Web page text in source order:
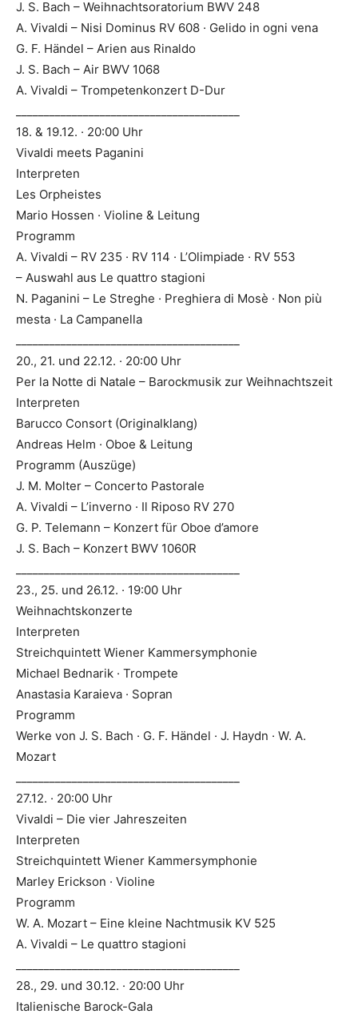
J. S. Bach – Weihnachtsoratorium BWV 248
A. Vivaldi – Nisi Dominus RV 608 · Gelido in ogni vena
G. F. Händel – Arien aus Rinaldo
J. S. Bach – Air BWV 1068
A. Vivaldi – Trompetenkonzert D-Dur
18. & 19.12. · 20:00 Uhr
Vivaldi meets Paganini
Interpreten
Les Orpheistes
Mario Hossen · Violine & Leitung
Programm
A. Vivaldi – RV 235 · RV 114 · L’Olimpiade · RV 553
– Auswahl aus Le quattro stagioni
N. Paganini – Le Streghe · Preghiera di Mosè · Non più
mesta · La Campanella
20., 21. und 22.12. · 20:00 Uhr
Per la Notte di Natale – Barockmusik zur Weihnachtszeit
Interpreten
Barucco Consort (Originalklang)
Andreas Helm · Oboe & Leitung
Programm (Auszüge)
J. M. Molter – Concerto Pastorale
A. Vivaldi – L’inverno · Il Riposo RV 270
G. P. Telemann – Konzert für Oboe d’amore
J. S. Bach – Konzert BWV 1060R
23., 25. und 26.12. · 19:00 Uhr
Weihnachtskonzerte
Interpreten
Streichquintett Wiener Kammersymphonie
Michael Bednarik · Trompete
Anastasia Karaieva · Sopran
Programm
Werke von J. S. Bach · G. F. Händel · J. Haydn · W. A.
Mozart
27.12. · 20:00 Uhr
Vivaldi – Die vier Jahreszeiten
Interpreten
Streichquintett Wiener Kammersymphonie
Marley Erickson · Violine
Programm
W. A. Mozart – Eine kleine Nachtmusik KV 525
A. Vivaldi – Le quattro stagioni
28., 29. und 30.12. · 20:00 Uhr
Italienische Barock-Gala